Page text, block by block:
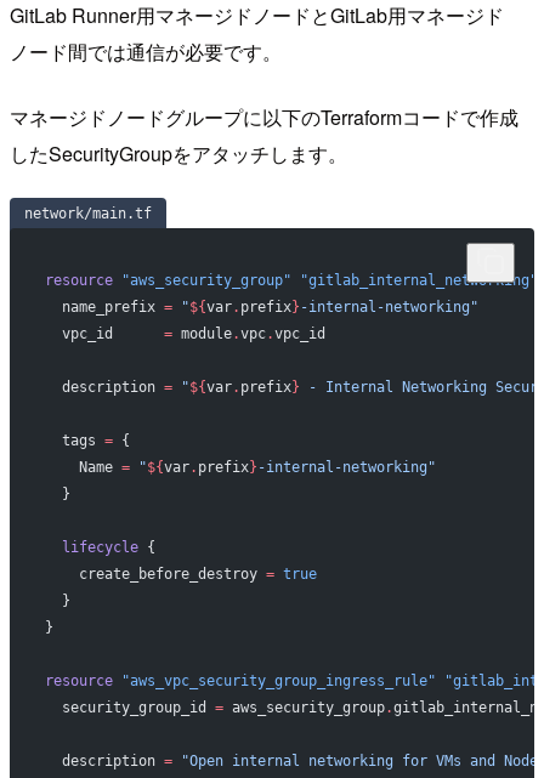
GitLab Runner用マネージドノードとGitLab用マネージド
ノード間では通信が必要です。
マネージドノードグループに以下のTerraformコードで作成
したSecurityGroupをアタッチします。
network/main.tf
resource "aws_security_group" "gitlab_internal_networking"
  name_prefix
= "${var. prefix} -internal-networking"
  vpc_id
      =
module.vpc.vpc_id
  description
= "${var. prefix} - Internal Networking
  tags
= {
    Name
= "${var. prefix} -internal-networking"
  }
  lifecycle
{
    create_before_destroy
= true
  }
}
resource "aws_vpc_security_group_ingress_rule"
  security_group_id
= aws_security_group.
  description
= "Open internal networking for VMs and Node